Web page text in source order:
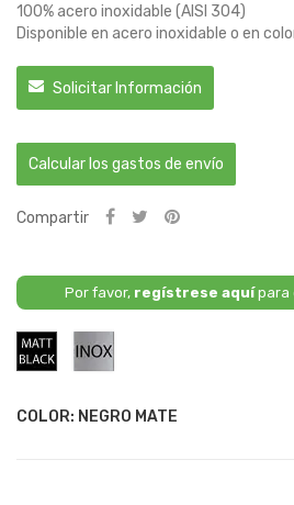
100% acero inoxidable (AISI 304)
Disponible en acero inoxidable o en
Solicitar Información
Calcular los gastos de envío
Compartir
Por favor, regístrese aquípara
COLOR: NEGRO MATE
Negro
Mate